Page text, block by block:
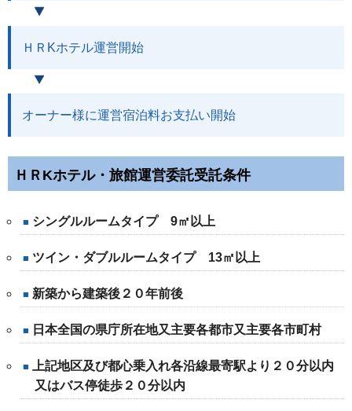
ＨＲKホテル運営開始
オーナー様に運営宿泊料お支払い開始
ＨＲKホテル・旅館運営委託受託条件
シングルルームタイプ 9㎡以上
ツイン・ダブルルームタイプ 13㎡以上
新築から建築後２０年前後
日本全国の県庁所在地又主要各都市又主要各市町村
上記地区及び都心乗入れ各沿線最寄駅より２０分以内
又はバス停徒歩２０分以内